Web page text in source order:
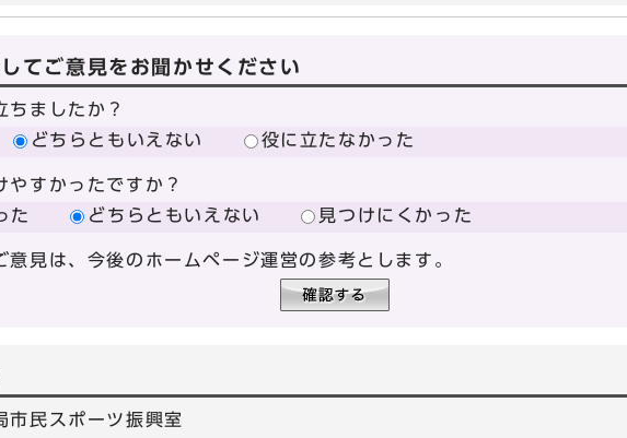
てご意見をお聞かせください
ちましたか？
どちらともいえない 役に立たなかった
やすかったですか？
た
どちらともいえない 見つけにくかった
意見は、今後のホームページ運営の参考とします。
市民スポーツ振興室